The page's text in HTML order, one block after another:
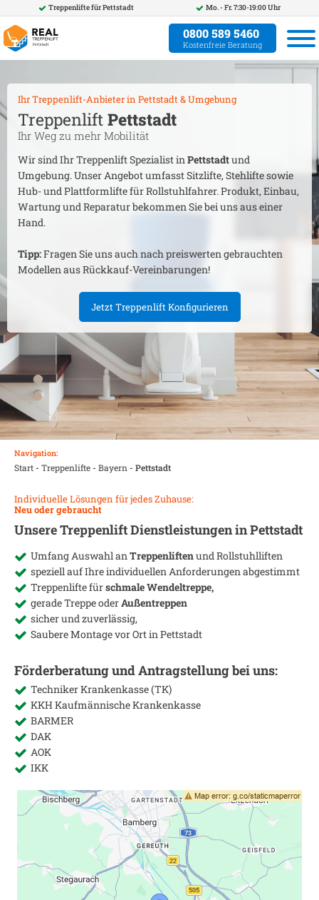
Treppenlifte fürPettstadt Mo. - Fr. 7:30-19:00 Uhr
0800 589 5460
Kostenfreie Beratung
Ihr Treppenlift-Anbieter in Pettstadt& Umgebung
Treppenlift Pettstadt
Ihr Weg zu mehr Mobilität
Wir sind Ihr Treppenlift Spezialist inPettstadtund
Umgebung. Unser Angebot umfasst Sitzlifte, Stehlifte sowie
Hub- und Plattformlifte für Rollstuhlfahrer. Produkt, Einbau,
Wartung und Reparatur bekommen Sie bei uns aus einer
Hand.
Tipp:Fragen Sie uns auch nach preiswerten gebrauchten
Modellen aus Rückkauf-Vereinbarungen!
Jetzt Treppenlift Konfigurieren
Navigation:
Start- Treppenlifte- Bayern - Pettstadt
Individuelle Lösungen für jedes Zuhause:
Neu oder gebraucht
Unsere Treppenlift Dienstleistungen inPettstadt
Umfang Auswahl anTreppenliftenund Rollstuhlliften
speziell auf Ihre individuellen Anforderungen abgestimmt
Treppenlifte fürschmale Wendeltreppe,
gerade Treppe oderAußentreppen
sicher und zuverlässig,
Saubere Montage vor Ort inPettstadt
Förderberatung und Antragstellung bei uns:
Techniker Krankenkasse (TK)
KKH Kaufmännische Krankenkasse
BARMER
DAK
AOK
IKK